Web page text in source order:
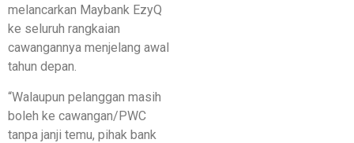
melancarkan Maybank EzyQ
ke seluruh rangkaian
cawangannya menjelang awal
tahun depan.
“Walaupun pelanggan masih
boleh ke cawangan/PWC
tanpa janji temu, pihak bank